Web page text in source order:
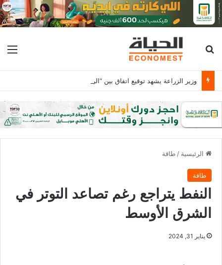
بحث عن
الرئيسية / طاقة
طاقة
النفط يتراجع رغم تصاعد التوتر في
الشرق الأوسط
يناير 31, 2024